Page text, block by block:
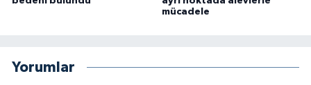
mücadele
Yorumlar